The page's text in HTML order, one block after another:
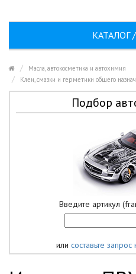
Масла, автокосметика и автохимия
Клеи, смазки и герметики общего
Подбор
Введите артикул
или составьте